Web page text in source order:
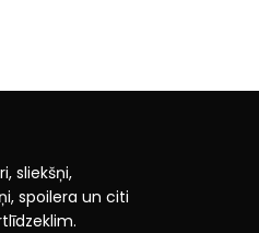
sliekšņi,
spoilera un citi